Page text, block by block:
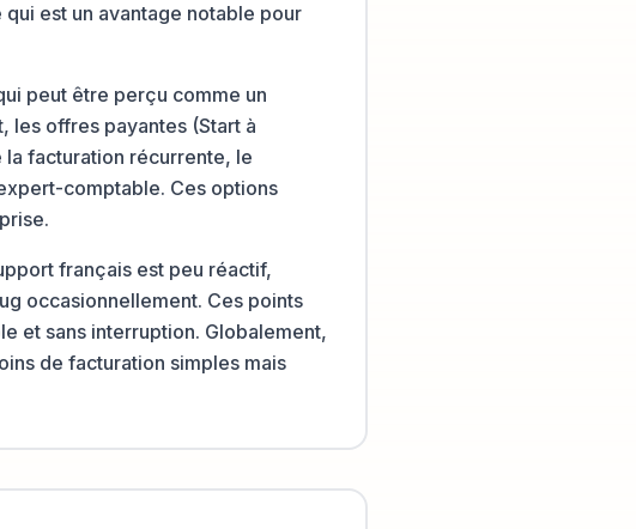
est un avantage notable pour
peut être perçu comme un
les offres payantes (Start à
facturation récurrente, le
comptable. Ces options
français est peu réactif,
occasionnellement. Ces points
et sans interruption. Globalement,
de facturation simples mais